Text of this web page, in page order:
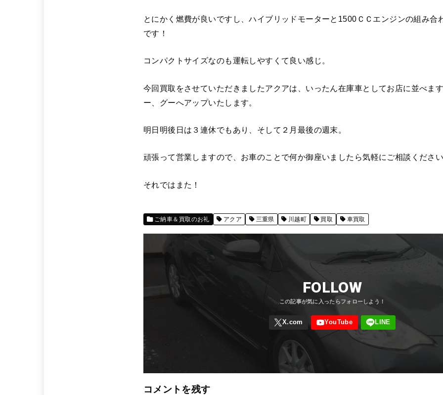
とにかく燃費が良いですし、ハイブリッドモーターと1500ＣＣエンジンの組み合
です！
コンパクトサイズなのも運転しやすくて良い感じ。
今回買取をさせていただきましたアクアは、いったん在庫車としてお店に並べま
ー、グーへアップいたします。
明日明後日は３連休でもあり、そして２月最後の週末。
頑張って営業しますので、お車のことで何か御座いましたら気軽にご相談くださ
それではまた！
ご納車＆買取のお礼 アクア 三重県 川越町 買取 車買取
FOLLOW
コメントを残す